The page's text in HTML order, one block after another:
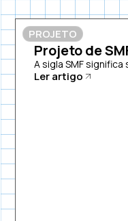
PROJETO
Projeto de
A sigla SMF
Ler artigo